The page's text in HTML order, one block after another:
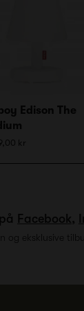
Edison The
kr
Facebook,
og eksklusive